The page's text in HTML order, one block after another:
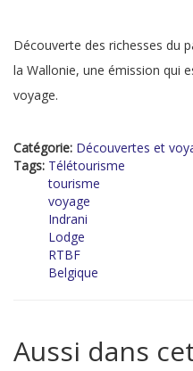
Découverte des richesses du
la Wallonie, une émission qui
voyage.
Catégorie: Découvertes et
Tags: Télétourisme
tourisme
voyage
Indrani
Lodge
RTBF
Belgique
Aussi dans